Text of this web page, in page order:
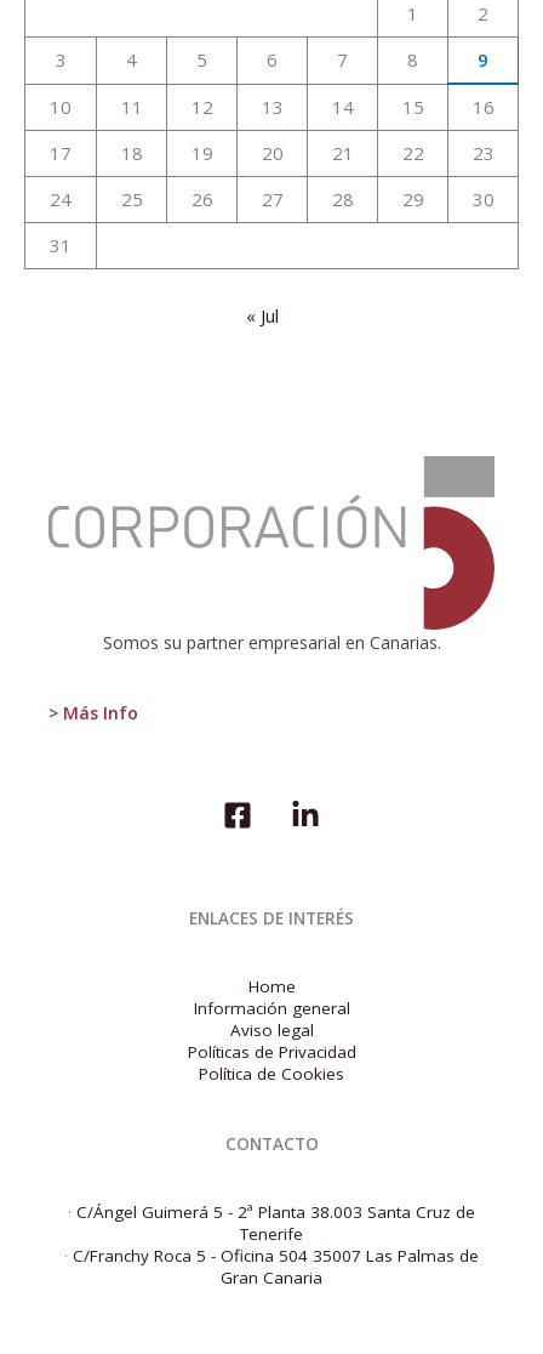
1
2
3
4 5 6 7 8
9
10
11 12 13 14 15
16
17
18 19 20 21 22
23
24
25 26 27 28 29
30
31
« Jul
Somos su partner empresarial en Canarias.
> Más Info
Un
Impulso
ENLACES DE INTERÉS
Home
Información general
Aviso legal
Políticas de Privacidad
Política de Cookies
CONTACTO
· C/Ángel Guimerá 5 - 2ª Planta 38.003 Santa Cruz de
Tenerife
· C/Franchy Roca 5 - Oficina 504 35007 Las Palmas de
Gran Canaria